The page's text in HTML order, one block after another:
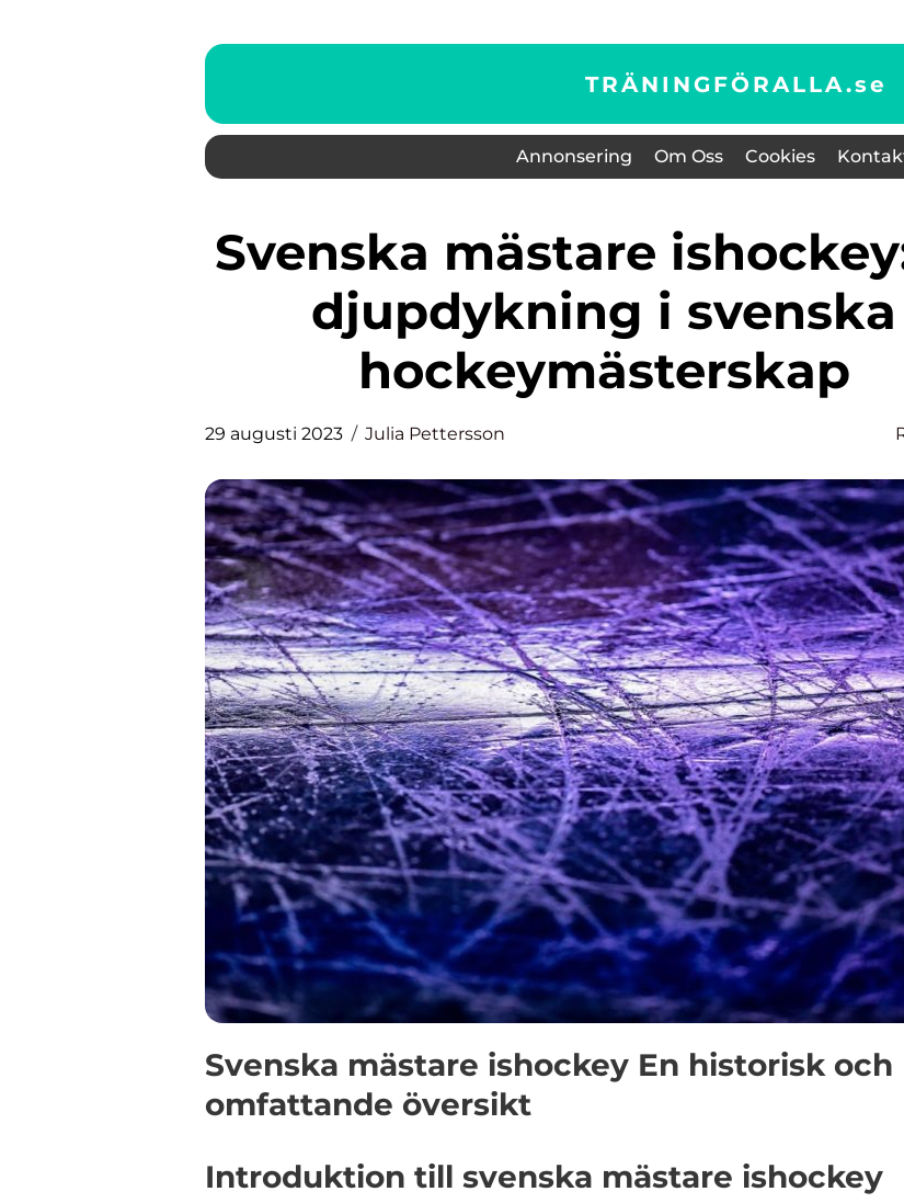
TRÄNINGFÖRALLA.se
Annonsering Om Oss Cookies
Svenska mästare ishockey: En
djupdykning i svenska
hockeymästerskap
29 augusti 2023 Julia Pettersson
Svenska mästare ishockey En historisk och
omfattande översikt
Introduktion till svenska mästare ishockey